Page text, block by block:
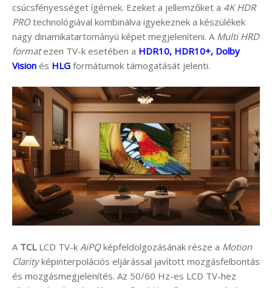
csúcsfényességet ígérnek. Ezeket a jellemzőket a 4K HDR
PROtechnológiával kombinálva igyekeznek a készülékek
nagy dinamikatartományú képet megjeleníteni. A Multi HRD
formatezen TV-k esetében a HDR10, HDR10+, Dolby
Vision és HLG formátumok támogatását jelenti.
A TCL LCD TV-k AiPQképfeldolgozásának része a Motion
Clarityképinterpolációs eljárással javított mozgásfelbontás
és mozgásmegjelenítés. Az 50/60 Hz-es LCD TV-hez